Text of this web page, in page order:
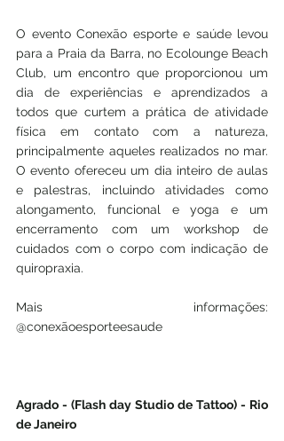
O evento Conexão esporte e saúde levou
para a Praia da Barra, no Ecolounge Beach
Club, um encontro que proporcionou um
dia de experiências e aprendizados a
todos que curtem a prática de atividade
física em contato com a natureza,
principalmente aqueles realizados no mar.
O evento ofereceu um dia inteiro de aulas
e palestras, incluindo atividades como
alongamento, funcional e yoga e um
encerramento com um workshop de
cuidados com o corpo com indicação de
quiropraxia.
Mais informações:
@conexãoesporteesaude
Agrado - (Flash day Studio de Tattoo) - Rio
de Janeiro